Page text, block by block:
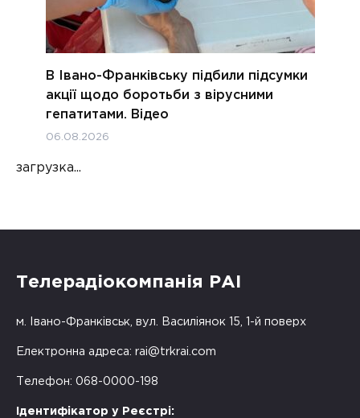
В Івано-Франківську підбили підсумки
акції щодо боротьби з вірусними
гепатитами. Відео
06.08.2026
загрузка...
Телерадіокомпанія РАІ
м. Івано-Франківськ, вул. Василіянок 15, 1-й поверх
Електронна адреса: rai@trkrai.com
Телефон: 068-0000-198
Ідентифікатор у Реєстрі: